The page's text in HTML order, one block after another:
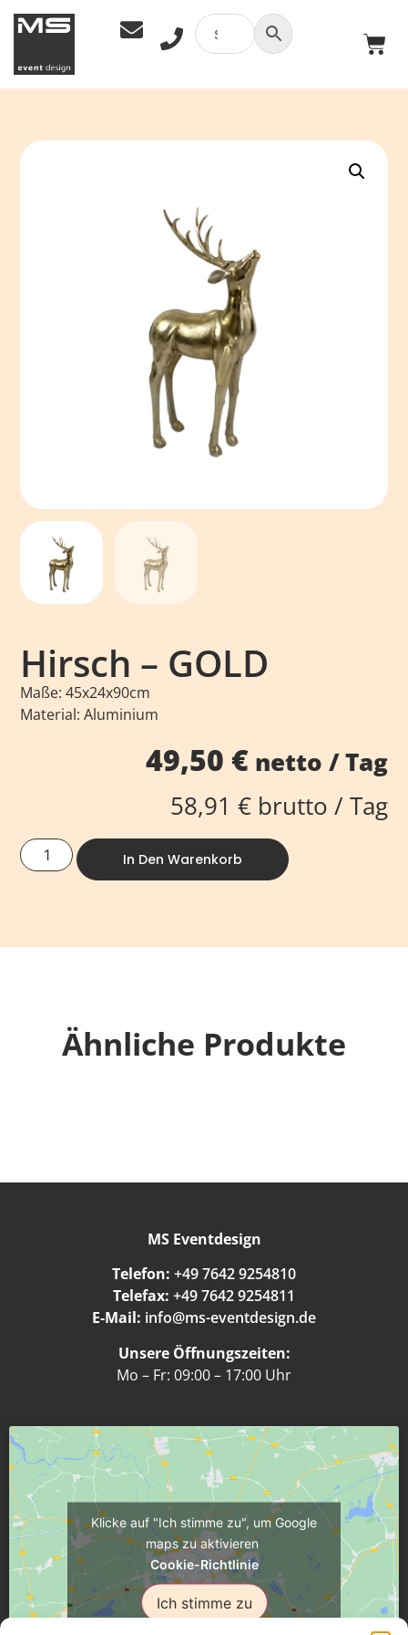
Hirsch – GOLD
Maße: 45x24x90cm
Material: Aluminium
49,50 €netto / Tag
58,91 €brutto / Tag
In Den Warenkorb
Ähnliche Produkte
MS Eventdesign
Telefon: +49 7642 9254810
Telefax: +49 7642 9254811
E-Mail: info@ms-eventdesign.de
Unsere Öffnungszeiten:
Mo – Fr: 09:00 – 17:00 Uhr
Klicke auf "Ich stimme zu", um Google
maps zu aktivieren
Cookie-Richtlinie
Ich stimme zu